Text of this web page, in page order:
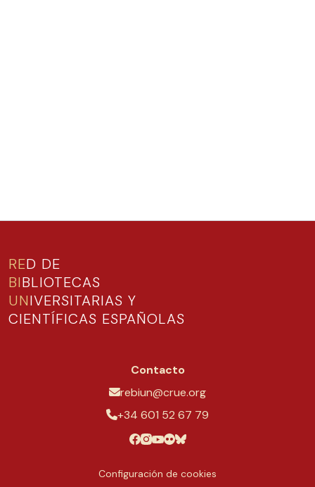
RED DE
BIBLIOTECAS
UNIVERSITARIAS Y
CIENTÍFICAS ESPAÑOLAS
Contacto
rebiun@crue.org
+34 601 52 67 79
Configuración de cookies